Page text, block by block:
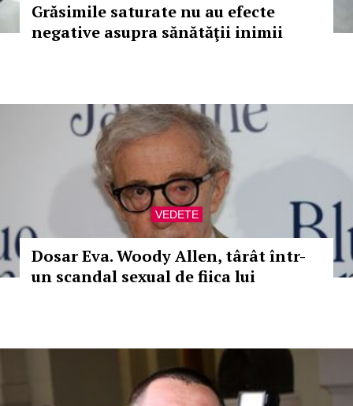
Grăsimile saturate nu au efecte
negative asupra sănătăţii inimii
VEDETE
Dosar Eva. Woody Allen, târât într-
un scandal sexual de fiica lui